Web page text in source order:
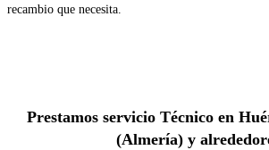
recambio que necesita.
Prestamos servicio Técnico en
(Almería) y